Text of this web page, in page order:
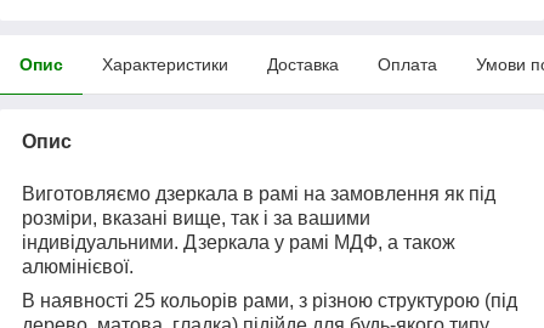
Опис Характеристики Доставка Оплата Умови
Опис
Виготовляємо дзеркала в рамі на замовлення як під
розміри, вказані вище, так і за вашими
індивідуальними. Дзеркала у рамі МДФ, а також
алюмінієвої.
В наявності 25 кольорів рами, з різною структурою (під